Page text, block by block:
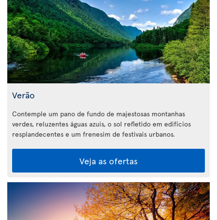
Verão
Contemple um pano de fundo de majestosas montanhas
verdes, reluzentes águas azuis, o sol refletido em edifícios
resplandecentes e um frenesim de festivais urbanos.
Veja as ofertas